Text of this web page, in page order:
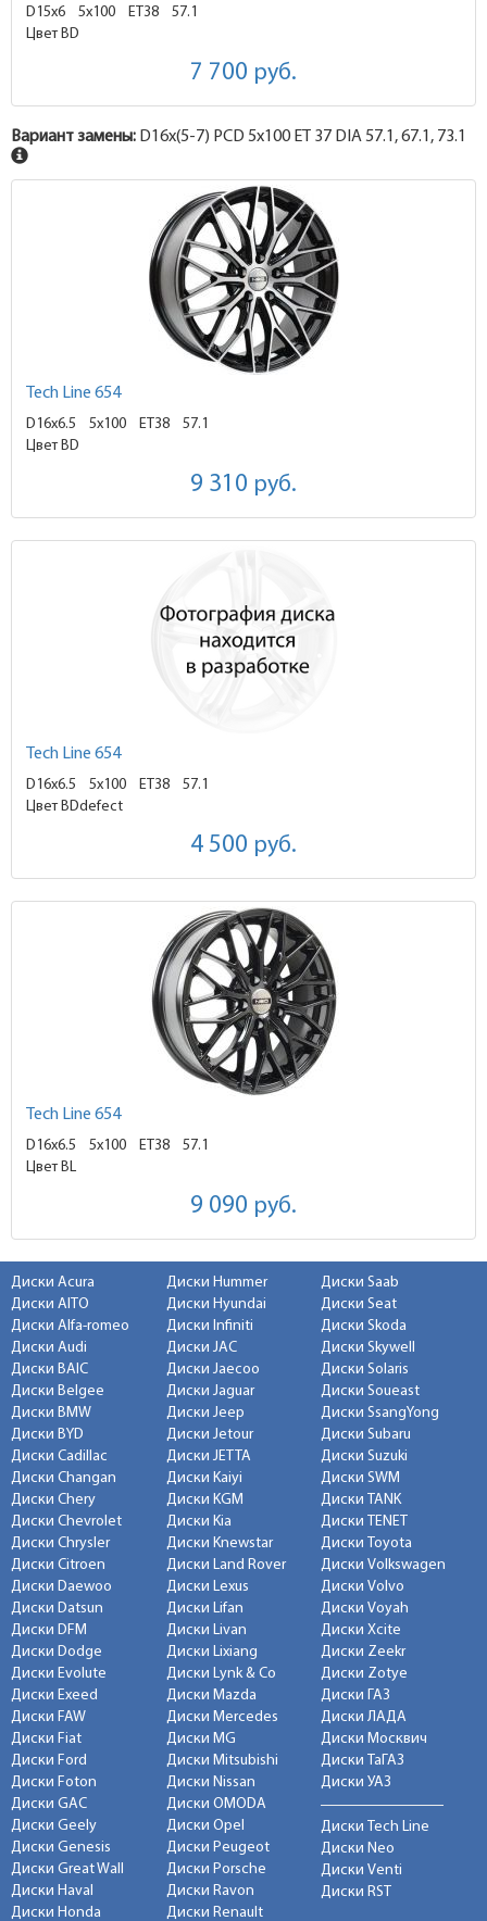
D15x6 5x100 ET38
57.1
Цвет BD
7 700 руб.
Вариант замены: D16x(5-7) PCD 5x100 ET 37 DIA 57.1, 67.1, 73.1
Tech Line 654
D16x6.5 5x100 ET38
57.1
Цвет BD
9 310 руб.
Tech Line 654
D16x6.5 5x100 ET38
57.1
Цвет BDdefect
4 500 руб.
Tech Line 654
D16x6.5 5x100 ET38
57.1
Цвет BL
9 090 руб.
Диски Acura
Диски AITO
Диски Alfa-romeo
Диски Audi
Диски BAIC
Диски Belgee
Диски BMW
Диски BYD
Диски Cadillac
Диски Changan
Диски Chery
Диски Chevrolet
Диски Chrysler
Диски Citroen
Диски Daewoo
Диски Datsun
Диски DFM
Диски Dodge
Диски Evolute
Диски Exeed
Диски FAW
Диски Fiat
Диски Ford
Диски Foton
Диски GAC
Диски Geely
Диски Genesis
Диски Great Wall
Диски Haval
Диски Honda
Диски Hummer
Диски Hyundai
Диски Infiniti
Диски JAC
Диски Jaecoo
Диски Jaguar
Диски Jeep
Диски Jetour
Диски JETTA
Диски Kaiyi
Диски KGM
Диски Kia
Диски Knewstar
Диски Land Rover
Диски Lexus
Диски Lifan
Диски Livan
Диски Lixiang
Диски Lynk & Co
Диски Mazda
Диски Mercedes
Диски MG
Диски Mitsubishi
Диски Nissan
Диски OMODA
Диски Opel
Диски Peugeot
Диски Porsche
Диски Ravon
Диски Renault
Диски Saab
Диски Seat
Диски Skoda
Диски Skywell
Диски Solaris
Диски Soueast
Диски SsangYong
Диски Subaru
Диски Suzuki
Диски SWM
Диски TANK
Диски TENET
Диски Toyota
Диски Volkswagen
Диски Volvo
Диски Voyah
Диски Xcite
Диски Zeekr
Диски Zotye
Диски ГАЗ
Диски ЛАДА
Диски Москвич
Диски ТаГАЗ
Диски УАЗ
Диски Tech Line
Диски Neo
Диски Venti
Диски RST